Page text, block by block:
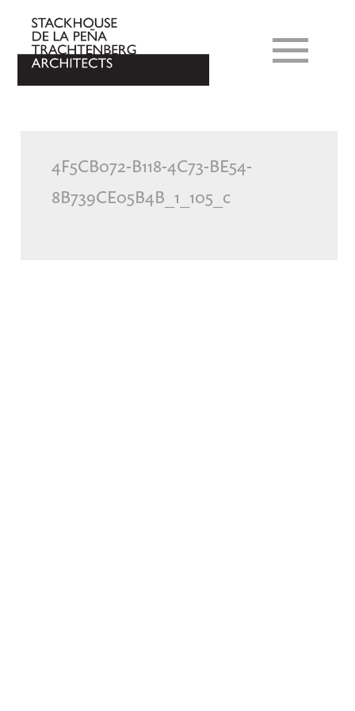
4F5CB072-B118-4C73-BE54-
8B739CE05B4B_1_105_c